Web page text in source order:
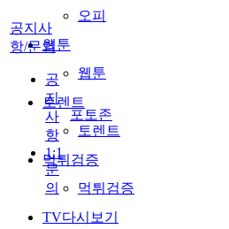
오피
웹툰
웹툰
토렌트
토렌트
먹튀검증
먹튀검증
TV다시보기
공지사
항/문의
공
지
사
항
1:1
문
의
포토존